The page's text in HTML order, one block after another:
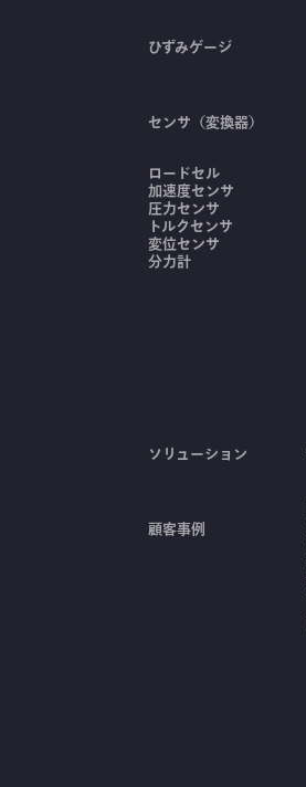
ひずみゲージ
センサ（変換器）
ロードセル
加速度センサ
圧力センサ
トルクセンサ
変位センサ
分力計
ソリューション
顧客事例